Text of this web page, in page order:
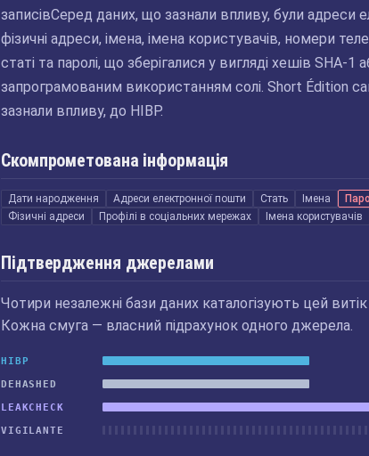
записівСеред даних, що зазнали впливу, були адреси
фізичні адреси, імена, імена користувачів, номери
статі та паролі, що зберігалися у вигляді хешів SHA-1
запрограмованим використанням солі. Short Édition
зазнали впливу, до HIBP.
Скомпрометована інформація
Дати народження Адреси електронної пошти Стать Імена
Фізичні адреси
Профілі в соціальних мережах Імена користувачів
Підтвердження джерелами
Чотири незалежні бази даних каталогізують цей
Кожна смуга — власний підрахунок одного джерела.
HIBP
DEHASHED
LEAKCHECK
VIGILANTE